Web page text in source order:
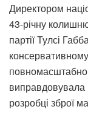
Директором
43-річну
партії Тулсі
виправдовувала
розробці зброї